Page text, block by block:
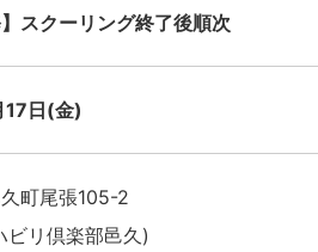
】スクーリング終了後順次
日(金)
町尾張105-2
ビリ倶楽部邑久)